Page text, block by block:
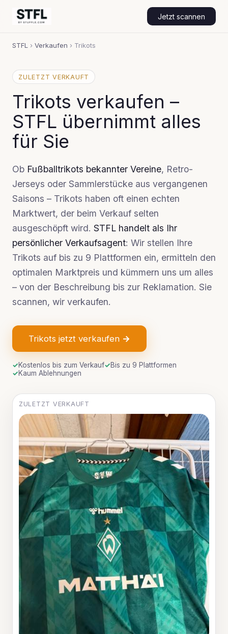
Jetzt scannen
STFL › Verkaufen › Trikots
ZULETZT VERKAUFT
Trikots verkaufen –
STFL übernimmt alles
für Sie
Ob Fußballtrikots bekannter Vereine, Retro-
Jerseys oder Sammlerstücke aus vergangenen
Saisons – Trikots haben oft einen echten
Marktwert, der beim Verkauf selten
ausgeschöpft wird. STFL handelt als Ihr
persönlicher Verkaufsagent: Wir stellen Ihre
Trikots auf bis zu 9 Plattformen ein, ermitteln den
optimalen Marktpreis und kümmern uns um alles
– von der Beschreibung bis zur Reklamation. Sie
scannen, wir verkaufen.
Trikots jetzt verkaufen →
✓Kostenlos bis zum Verkauf✓Bis zu 9 Plattformen
✓Kaum Ablehnungen
ZULETZT VERKAUFT